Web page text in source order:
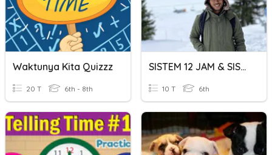
Waktunya Kita Quizzz
20 T 6th - 8th
SISTEM 12 JAM & SISTEM 24 JAM
10 T 6th